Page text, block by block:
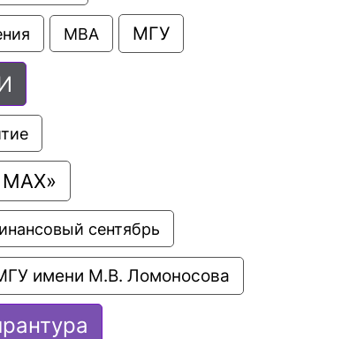
МВА МГУ
МАХ»
сентябрь
имени М.В. Ломоносова